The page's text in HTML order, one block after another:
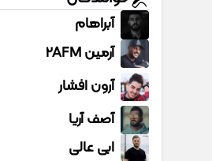
آبراهام
آرمین 2AFM
آرون افشار
آصف آریا
ابی عالی